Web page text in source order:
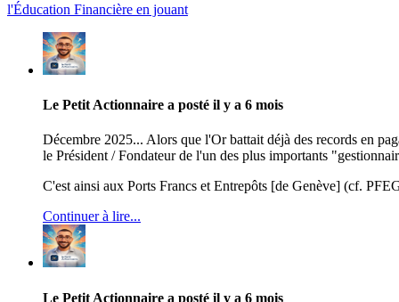
l'Éducation Financière en jouant
Le Petit Actionnaire a posté il y a 6 mois
Décembre 2025... Alors que l'Or battait déjà des records en
le Président / Fondateur de l'un des plus importants
C'est ainsi aux Ports Francs et Entrepôts [de Genève] (cf.
Continuer à lire...
Le Petit Actionnaire a posté il y a 6 mois